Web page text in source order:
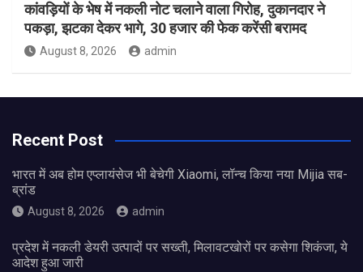
कांवड़ियों के भेष में नकली नोट चलाने वाला गिरोह, दुकानदार ने
पकड़ा, झटका देकर भागे, 30 हजार की फेक करेंसी बरामद
August 8, 2026 admin
Recent Post
भारत में अब होम एप्लायंसेज भी बेचेगी Xiaomi, लॉन्च किया नया Mijia सब-
ब्रांड
August 8, 2026 admin
प्रदेश में नकली डेयरी उत्पादों पर सख्ती, मिलावटखोरों पर कसेगा शिकंजा, ये
आदेश हुआ जारी